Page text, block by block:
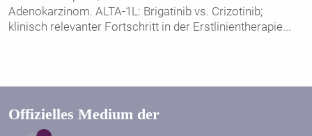
Adenokarzinom. ALTA-1L: Brigatinib vs. Crizotinib;
klinisch relevanter Fortschritt in der Erstlinientherapie...
Offizielles Medium der